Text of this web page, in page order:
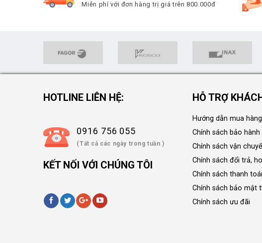
Miễn phí với đơn hàng trị giá trên 800.000đ
HOTLINE LIÊN HỆ:
0916 756 055
(Tất cả các ngày trong tuần )
KẾT NỐI VỚI CHÚNG TÔI
HỖ TRỢ
Hướng dẫn mua
Chính sách bảo hành
Chính sách vận
Chính sách đổi trả,
Chính sách thanh
Chính sách bảo mật
Chính sách ưu đãi